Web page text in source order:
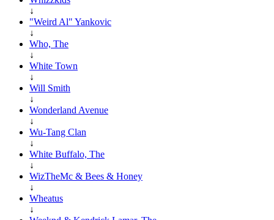
↓
"Weird Al" Yankovic
↓
Who, The
↓
White Town
↓
Will Smith
↓
Wonderland Avenue
↓
Wu-Tang Clan
↓
White Buffalo, The
↓
WizTheMc & Bees & Honey
↓
Wheatus
↓